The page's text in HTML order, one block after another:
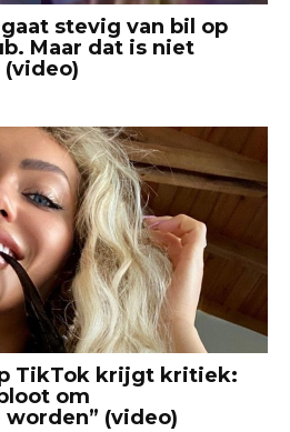
stevig van bil op
Maar dat is niet
TikTok krijgt kritiek:
om
(video)